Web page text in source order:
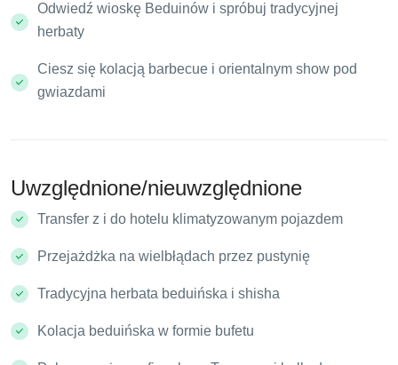
Odwiedź wioskę Beduinów i spróbuj tradycyjnej
herbaty
Ciesz się kolacją barbecue i orientalnym show pod
gwiazdami
Uwzględnione/nieuwzględnione
Transfer z i do hotelu klimatyzowanym pojazdem
Przejażdżka na wielbłądach przez pustynię
Tradycyjna herbata beduińska i shisha
Kolacja beduińska w formie bufetu